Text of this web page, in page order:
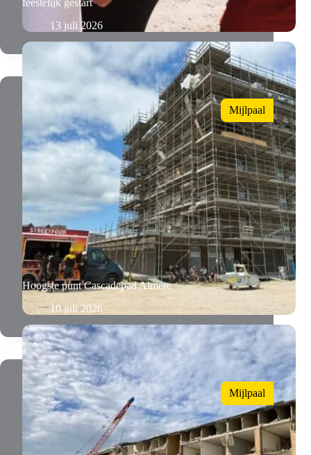
feestelijk gestart
13 juli 2026
Mijlpaal
Hoogste punt Cascadepad Almere
10 juli 2026
Mijlpaal